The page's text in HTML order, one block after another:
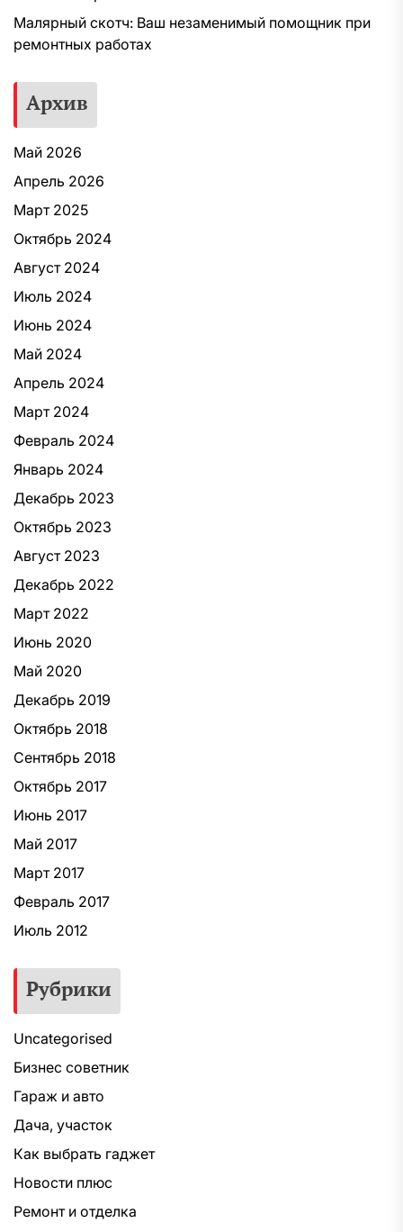
Малярный скотч: Ваш незаменимый помощник при
ремонтных работах
Архив
Май 2026
Апрель 2026
Март 2025
Октябрь 2024
Август 2024
Июль 2024
Июнь 2024
Май 2024
Апрель 2024
Март 2024
Февраль 2024
Январь 2024
Декабрь 2023
Октябрь 2023
Август 2023
Декабрь 2022
Март 2022
Июнь 2020
Май 2020
Декабрь 2019
Октябрь 2018
Сентябрь 2018
Октябрь 2017
Июнь 2017
Май 2017
Март 2017
Февраль 2017
Июль 2012
Рубрики
Uncategorised
Бизнес советник
Гараж и авто
Дача, участок
Как выбрать гаджет
Новости плюс
Ремонт и отделка